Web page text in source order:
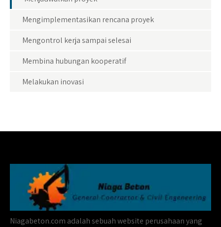
Mengimplementasikan rencana proyek
Mengontrol kerja sampai selesai
Membina hubungan kooperatif
Melakukan inovasi
Niagabeton.com adalah sebuah website perusahaan yang